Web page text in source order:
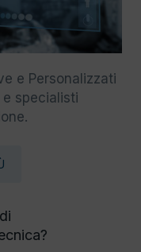
e Personalizzati
specialisti